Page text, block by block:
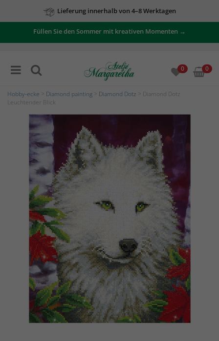
Lieferung innerhalb von 4–8 Werktagen
Füllen Sie den Sommer mit kreativen Momenten →
0 0
Hobby-ecke Diamond painting Diamond Dotz > Diamond Dotz
Leuchtender Blick